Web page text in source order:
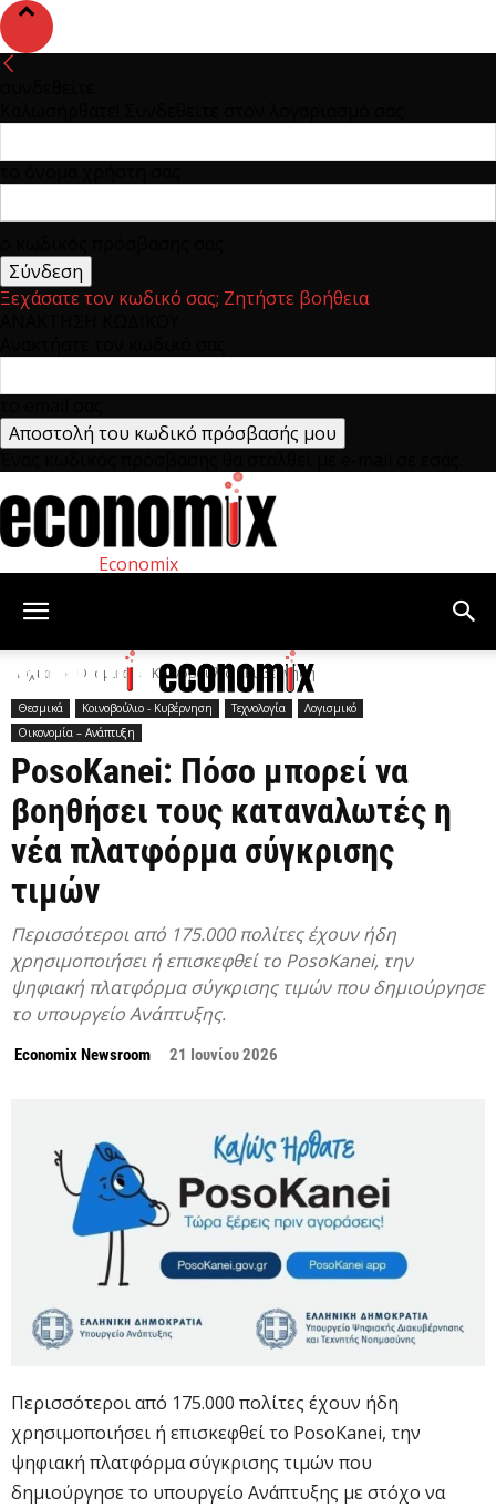
Ξεχάσατε τον κωδικό σας; Ζητήστε βοήθεια
Economix
Αρχική Θεσμικά Κοινοβούλιο - Κυβέρνηση
Θεσμικά Κοινοβούλιο - Κυβέρνηση Τεχνολογία
Λογισμικό
Οικονομία – Ανάπτυξη
PosoKanei: Πόσο μπορεί να
βοηθήσει τους καταναλωτές η
νέα πλατφόρμα σύγκρισης
τιμών
Περισσότεροι από 175.000 πολίτες έχουν ήδη
χρησιμοποιήσει ή επισκεφθεί το PosoKanei, την
ψηφιακή πλατφόρμα σύγκρισης τιμών που δημιούργησε
το υπουργείο Ανάπτυξης.
Economix Newsroom 21 Ιουνίου 2026
Περισσότεροι από 175.000 πολίτες έχουν ήδη
χρησιμοποιήσει ή επισκεφθεί το PosoKanei, την
ψηφιακή πλατφόρμα σύγκρισης τιμών που
δημιούργησε το υπουργείο Ανάπτυξης με στόχο να